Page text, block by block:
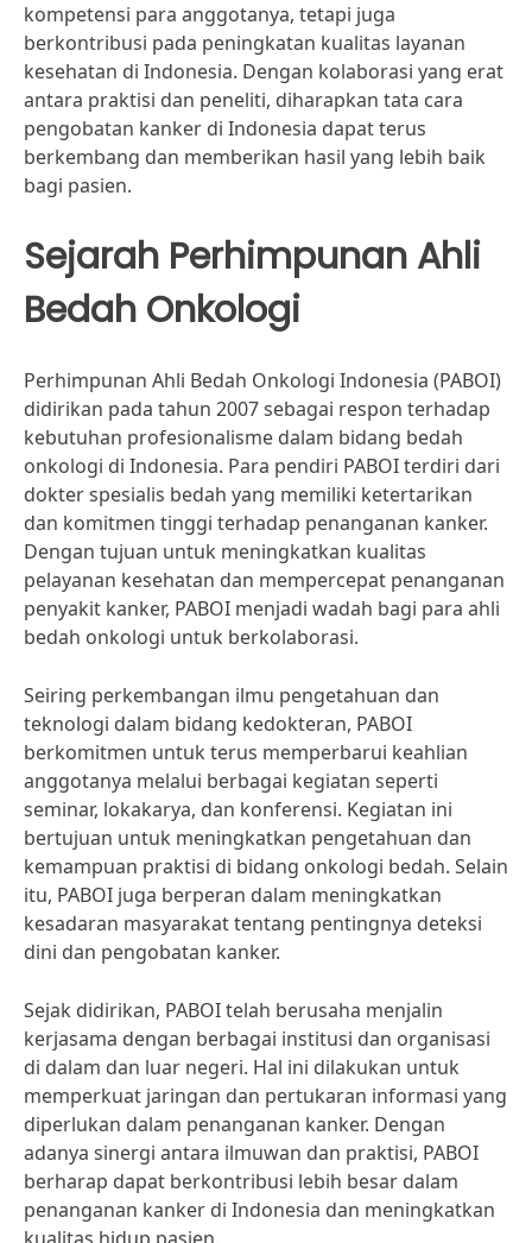
kompetensi para anggotanya, tetapi juga
berkontribusi pada peningkatan kualitas layanan
kesehatan di Indonesia. Dengan kolaborasi yang erat
antara praktisi dan peneliti, diharapkan tata cara
pengobatan kanker di Indonesia dapat terus
berkembang dan memberikan hasil yang lebih baik
bagi pasien.
Sejarah Perhimpunan Ahli
Bedah Onkologi
Perhimpunan Ahli Bedah Onkologi Indonesia (PABOI)
didirikan pada tahun 2007 sebagai respon terhadap
kebutuhan profesionalisme dalam bidang bedah
onkologi di Indonesia. Para pendiri PABOI terdiri dari
dokter spesialis bedah yang memiliki ketertarikan
dan komitmen tinggi terhadap penanganan kanker.
Dengan tujuan untuk meningkatkan kualitas
pelayanan kesehatan dan mempercepat penanganan
penyakit kanker, PABOI menjadi wadah bagi para ahli
bedah onkologi untuk berkolaborasi.
Seiring perkembangan ilmu pengetahuan dan
teknologi dalam bidang kedokteran, PABOI
berkomitmen untuk terus memperbarui keahlian
anggotanya melalui berbagai kegiatan seperti
seminar, lokakarya, dan konferensi. Kegiatan ini
bertujuan untuk meningkatkan pengetahuan dan
kemampuan praktisi di bidang onkologi bedah. Selain
itu, PABOI juga berperan dalam meningkatkan
kesadaran masyarakat tentang pentingnya deteksi
dini dan pengobatan kanker.
Sejak didirikan, PABOI telah berusaha menjalin
kerjasama dengan berbagai institusi dan organisasi
di dalam dan luar negeri. Hal ini dilakukan untuk
memperkuat jaringan dan pertukaran informasi yang
diperlukan dalam penanganan kanker. Dengan
adanya sinergi antara ilmuwan dan praktisi, PABOI
berharap dapat berkontribusi lebih besar dalam
penanganan kanker di Indonesia dan meningkatkan